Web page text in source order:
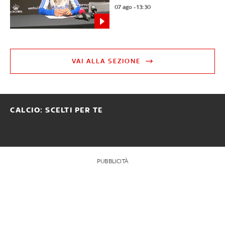
07 ago - 13:30
VAI ALLA SEZIONE
CALCIO: SCELTI PER TE
PUBBLICITÀ